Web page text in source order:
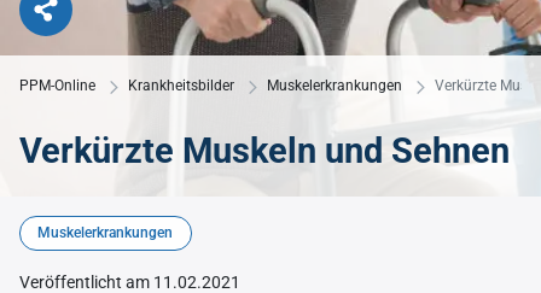
PPM-Online Krankheitsbilder Muskelerkrankungen Verkürzte
Verkürzte Muskeln und Sehnen
©LIGHTFIELD STUDIOS
Muskelerkrankungen
Veröffentlicht am 11.02.2021